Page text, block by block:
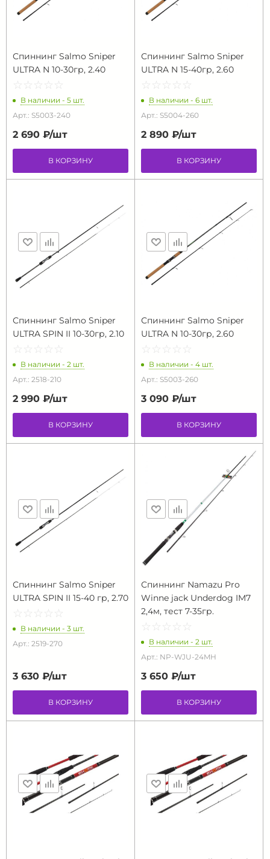
Спиннинг Salmo Sniper
ULTRA N 10-30гр, 2.40
☆ ☆ ☆ ☆ ☆
★ ★ ★ ★ ★
В наличии - 5 шт.
Арт.: S5003-240
2 690 ₽/шт
В КОРЗИНУ
Спиннинг Salmo Sniper
ULTRA N 15-40гр, 2.60
☆ ☆ ☆ ☆ ☆
★ ★ ★ ★ ★
В наличии - 6 шт.
Арт.: S5004-260
2 890 ₽/шт
В КОРЗИНУ
Спиннинг Salmo Sniper
ULTRA SPIN II 10-30гр, 2.10
☆ ☆ ☆ ☆ ☆
★ ★ ★ ★ ★
В наличии - 2 шт.
Арт.: 2518-210
2 990 ₽/шт
В КОРЗИНУ
Спиннинг Salmo Sniper
ULTRA N 10-30гр, 2.60
☆ ☆ ☆ ☆ ☆
★ ★ ★ ★ ★
В наличии - 4 шт.
Арт.: S5003-260
3 090 ₽/шт
В КОРЗИНУ
Спиннинг Salmo Sniper
ULTRA SPIN II 15-40 гр, 2.70
☆ ☆ ☆ ☆ ☆
★ ★ ★ ★ ★
В наличии - 3 шт.
Арт.: 2519-270
3 630 ₽/шт
В КОРЗИНУ
Спиннинг Namazu Pro
Winne jack Underdog IM7
2,4м, тест 7-35гр.
☆ ☆ ☆ ☆ ☆
★ ★ ★ ★ ★
В наличии - 2 шт.
Арт.: NP-WJU-24MH
3 650 ₽/шт
В КОРЗИНУ